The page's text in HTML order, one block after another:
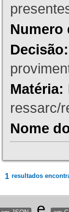
Numero
Decisão:
Matéria:
ressarc/
Nome
1 resultados